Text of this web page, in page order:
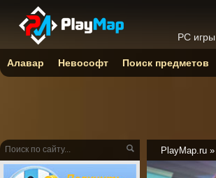
PlayMap.ru »
PC игры
Алавар Невософт Поиск предметов